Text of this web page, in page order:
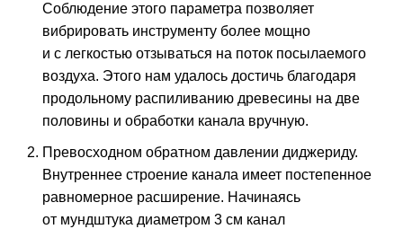
Соблюдение этого параметра позволяет
вибрировать инструменту более мощно
и с легкостью отзываться на поток посылаемого
воздуха. Этого нам удалось достичь благодаря
продольному распиливанию древесины на две
половины и обработки канала вручную.
Превосходном обратном давлении диджериду.
Внутреннее строение канала имеет постепенное
равномерное расширение. Начинаясь
от мундштука диаметром 3 см канал